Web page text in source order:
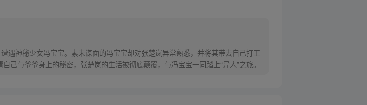
遇神秘少女冯宝宝。素未谋面的冯宝宝却对张楚岚异常熟悉，并将其带去自己打工
己与爷爷身上的秘密，张楚岚的生活被彻底颠覆，与冯宝宝一同踏上“异人”之旅。